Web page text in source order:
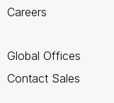
Careers
Global Offices
Contact Sales